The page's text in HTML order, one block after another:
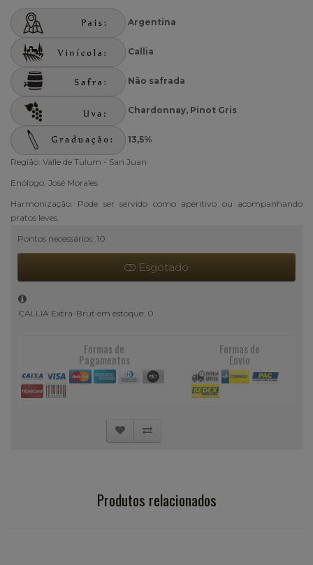
Argentina
Callia
Não safrada
Chardonnay, Pinot Gris
13,5%
Região: Valle de Tulum - San Juan
Enólogo: José Morales
Harmonização: Pode ser servido como aperitivo ou acompanhando
pratos leves.
Pontos necessários: 10
Esgotado
CALLIA Extra-Brut em estoque: 0
Formas de
Pagamentos
Formas de
Envio
Produtos relacionados